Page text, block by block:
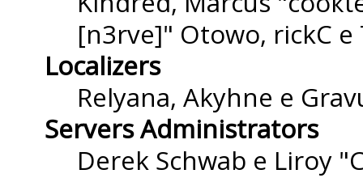
[n3rve]" Otowo, rickC e
Localizers
Relyana, Akyhne e
Servers Administrators
Derek Schwab e Liroy